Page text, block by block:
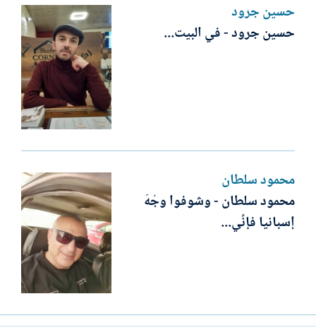
حسين جرود
حسين جرود - في البيت...
محمود سلطان
محمود سلطان - وشوفوا وجْهَ
إسبانيا فإنِّي...